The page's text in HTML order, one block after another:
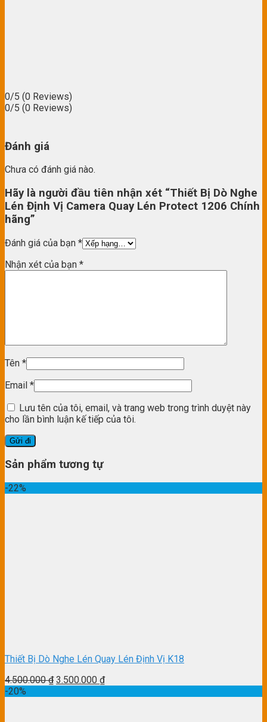
0/5 (0 Reviews)
0/5 (0 Reviews)
Đánh giá
Chưa có đánh giá nào.
Hãy là người đầu tiên nhận xét “Thiết Bị Dò Nghe
Lén Định Vị Camera Quay Lén Protect 1206 Chính
hãng”
Đánh giá của bạn *
Nhận xét của bạn *
Tên *
Email *
Lưu tên của tôi, email, và trang web trong trình duyệt này
cho lần bình luận kế tiếp của tôi.
Sản phẩm tương tự
-22%
Thiết Bị Dò Nghe Lén Quay Lén Định Vị K18
4.500.000₫ 3.500.000 ₫
-20%